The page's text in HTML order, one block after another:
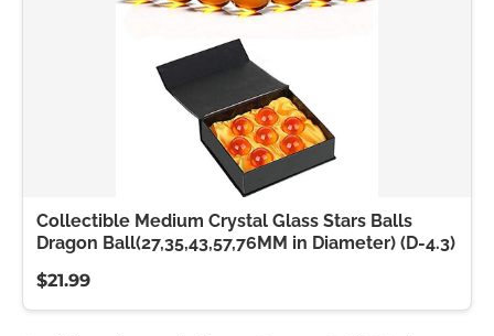
Collectible Medium Crystal Glass Stars Balls
Dragon Ball(27,35,43,57,76MM in Diameter) (D-4.3)
$21.99